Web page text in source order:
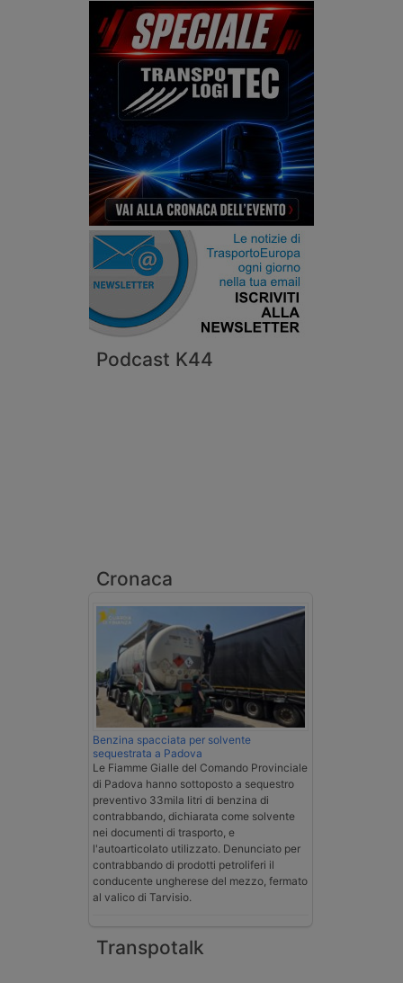
Podcast K44
Cronaca
Benzina spacciata per solvente
sequestrata a Padova
Le Fiamme Gialle del Comando Provinciale
di Padova hanno sottoposto a sequestro
preventivo 33mila litri di benzina di
contrabbando, dichiarata come solvente
nei documenti di trasporto, e
l'autoarticolato utilizzato. Denunciato per
contrabbando di prodotti petroliferi il
conducente ungherese del mezzo, fermato
al valico di Tarvisio.
Transpotalk